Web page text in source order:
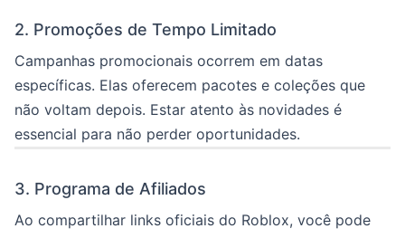
2. Promoções de Tempo Limitado
Campanhas promocionais ocorrem em datas
específicas. Elas oferecem pacotes e coleções que
não voltam depois. Estar atento às novidades é
essencial para não perder oportunidades.
3. Programa de Afiliados
Ao compartilhar links oficiais do Roblox, você pode